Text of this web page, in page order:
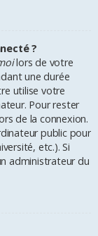
?
lors de votre
une durée
utilise votre
Pour rester
de la connexion.
public pour
etc.). Si
administrateur du